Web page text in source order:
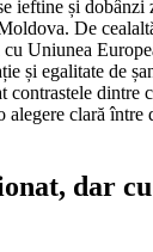
ieftine și dobânzi
De
Uniunea
și egalitate de
contrastele dintre
alegere clară între
dar